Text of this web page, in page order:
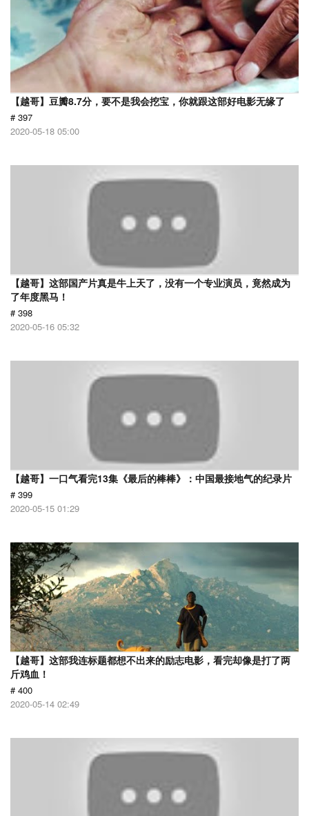
【越哥】豆瓣8.7分，要不是我会挖宝，你就跟这部好电影无缘了
# 397
2020-05-18 05:00
【越哥】这部国产片真是牛上天了，没有一个专业演员，竟然成为
了年度黑马！
# 398
2020-05-16 05:32
【越哥】一口气看完13集《最后的棒棒》：中国最接地气的纪录片
# 399
2020-05-15 01:29
【越哥】这部我连标题都想不出来的励志电影，看完却像是打了两
斤鸡血！
# 400
2020-05-14 02:49